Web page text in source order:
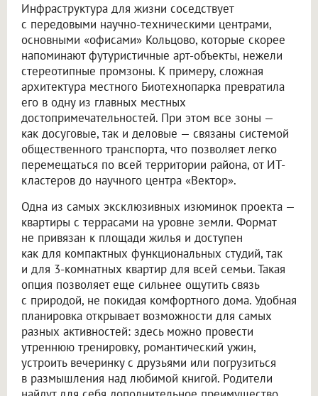
Инфраструктура для жизни соседствует
с передовыми научно-техническими центрами,
основными «офисами» Кольцово, которые скорее
напоминают футуристичные арт-объекты, нежели
стереотипные промзоны. К примеру, сложная
архитектура местного Биотехнопарка превратила
его в одну из главных местных
достопримечательностей. При этом все зоны —
как досуговые, так и деловые — связаны системой
общественного транспорта, что позволяет легко
перемещаться по всей территории района, от ИТ-
кластеров до научного центра «Вектор».
Одна из самых эксклюзивных изюминок проекта —
квартиры с террасами на уровне земли. Формат
не привязан к площади жилья и доступен
как для компактных функциональных студий, так
и для 3-комнатных квартир для всей семьи. Такая
опция позволяет еще сильнее ощутить связь
с природой, не покидая комфортного дома. Удобная
планировка открывает возможности для самых
разных активностей: здесь можно провести
утреннюю тренировку, романтический ужин,
устроить вечеринку с друзьями или погрузиться
в размышления над любимой книгой. Родители